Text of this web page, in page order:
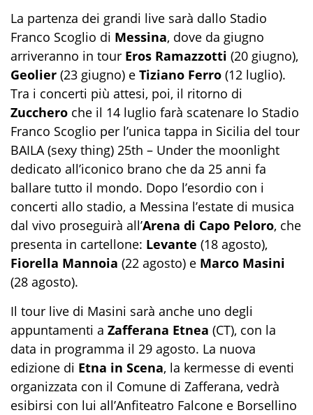
La partenza dei grandi live sarà dallo Stadio
Franco Scoglio di Messina, dove da giugno
arriveranno in tour Eros Ramazzotti (20 giugno),
Geolier (23 giugno) e Tiziano Ferro (12 luglio).
Tra i concerti più attesi, poi, il ritorno di
Zucchero che il 14 luglio farà scatenare lo Stadio
Franco Scoglio per l’unica tappa in Sicilia del tour
BAILA (sexy thing) 25th – Under the moonlight
dedicato all’iconico brano che da 25 anni fa
ballare tutto il mondo. Dopo l’esordio con i
concerti allo stadio, a Messina l’estate di musica
dal vivo proseguirà all’Arena di Capo Peloro, che
presenta in cartellone: Levante (18 agosto),
Fiorella Mannoia (22 agosto) e Marco Masini
(28 agosto).
Il tour live di Masini sarà anche uno degli
appuntamenti a Zafferana Etnea (CT), con la
data in programma il 29 agosto. La nuova
edizione di Etna in Scena, la kermesse di eventi
organizzata con il Comune di Zafferana, vedrà
esibirsi con lui all’Anfiteatro Falcone e Borsellino